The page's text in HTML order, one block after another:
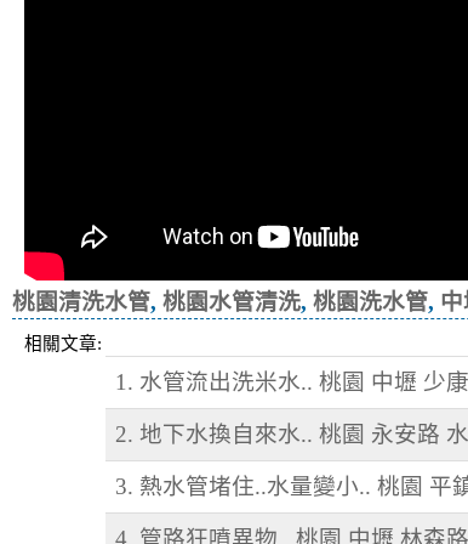
桃園清洗水管, 桃園水管清洗, 桃園洗水管,
相關文章:
1. 水管流出洗米水.. 桃園 中壢 少
2. 地下水換自來水.. 桃園 永安路
3. 熱水管堵住..水量變小.. 桃園 平
4. 管路狂噴異物.. 桃園 中壢 林森